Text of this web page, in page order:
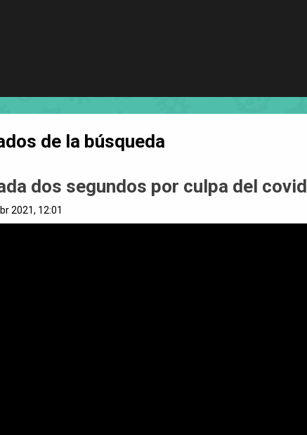
de la búsqueda
dos segundos por culpa del covid
2021, 12:01